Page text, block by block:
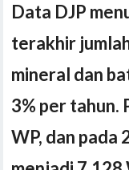
Data DJP
terakhir
mineral dan
3% per tahun.
WP, dan pada